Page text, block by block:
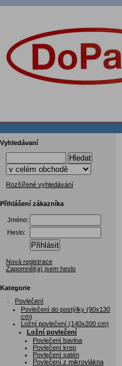
Vyhledávaní
Hledat
Rozšířené vyhledávání
Přihlášení zákazníka
Jméno:
Heslo:
Přihlásit
Nová registrace
Zapomněl(a) jsem heslo
Kategorie
Povlečení
Povlečení do postýlky (90x130
cm)
Ložní povlečení (140x200 cm)
Ložní povlečení
Povlečení bavlna
Povlečení krep
Povlečení satén
Povlečení z mikrovlákna